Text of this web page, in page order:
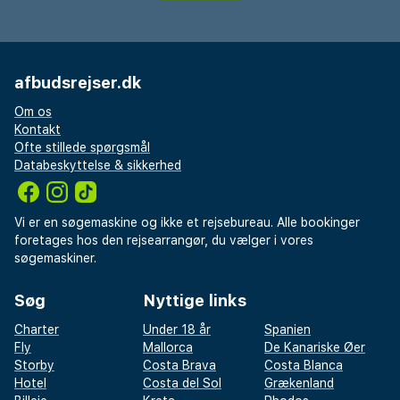
Til din rådighed Fitnessrum. Parkering ved foden
timer i døgnet og udvendig værge om natten. 15
mm fra de 3 golfbaner. Riaden kan lejes i sin
helhed for 15 til 30 personer.
Bemærk venligst, at aircondition på værelserne
kun tændt på bestemte tidspunkter i løbet af
dagen, som kan variere.
Check ind/ud: 14h/11h
Barnesenge kommer med ekstra gebyr per nat
Adresse: Zaouit Lhardar 12 /17 derb Belbekkar,
afbudsrejser.dk
Om os
Kontakt
Ofte stillede spørgsmål
Databeskyttelse & sikkerhed
Vi er en søgemaskine og ikke et rejsebureau. Alle bookinger
foretages hos den rejsearrangør, du vælger i vores
søgemaskiner.
Søg
Charter
Fly
Storby
Hotel
Nyttige links
Under 18 år
Spanien
Mallorca
De Kanariske Øer
Costa Brava
Costa Blanca
Costa del Sol
Grækenland